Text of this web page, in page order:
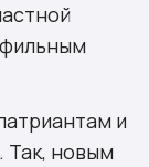
и
Так, новым